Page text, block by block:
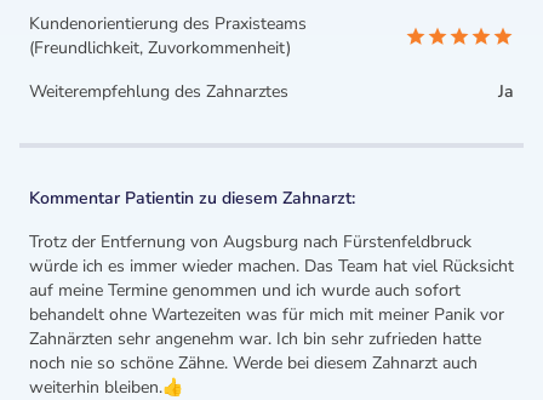
Kundenorientierung des Praxisteams
(Freundlichkeit, Zuvorkommenheit)
Weiterempfehlung des Zahnarztes
Ja
Kommentar Patientin zu diesem Zahnarzt:
Trotz der Entfernung von Augsburg nach Fürstenfeldbruck
würde ich es immer wieder machen. Das Team hat viel Rücksicht
auf meine Termine genommen und ich wurde auch sofort
behandelt ohne Wartezeiten was für mich mit meiner Panik vor
Zahnärzten sehr angenehm war. Ich bin sehr zufrieden hatte
noch nie so schöne Zähne. Werde bei diesem Zahnarzt auch
weiterhin bleiben.👍